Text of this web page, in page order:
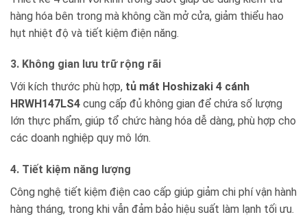
hàng hóa bên trong mà không cần mở cửa, giảm thiểu hao
hụt nhiệt độ và tiết kiệm điện năng.
3. Không gian lưu trữ rộng rãi
Với kích thước phù hợp, tủ mát Hoshizaki 4 cánh
HRWH147LS4 cung cấp đủ không gian để chứa số lượng
lớn thực phẩm, giúp tổ chức hàng hóa dễ dàng, phù hợp cho
các doanh nghiệp quy mô lớn.
4. Tiết kiệm năng lượng
Công nghệ tiết kiệm điện cao cấp giúp giảm chi phí vận hành
hàng tháng, trong khi vẫn đảm bảo hiệu suất làm lạnh tối ưu.